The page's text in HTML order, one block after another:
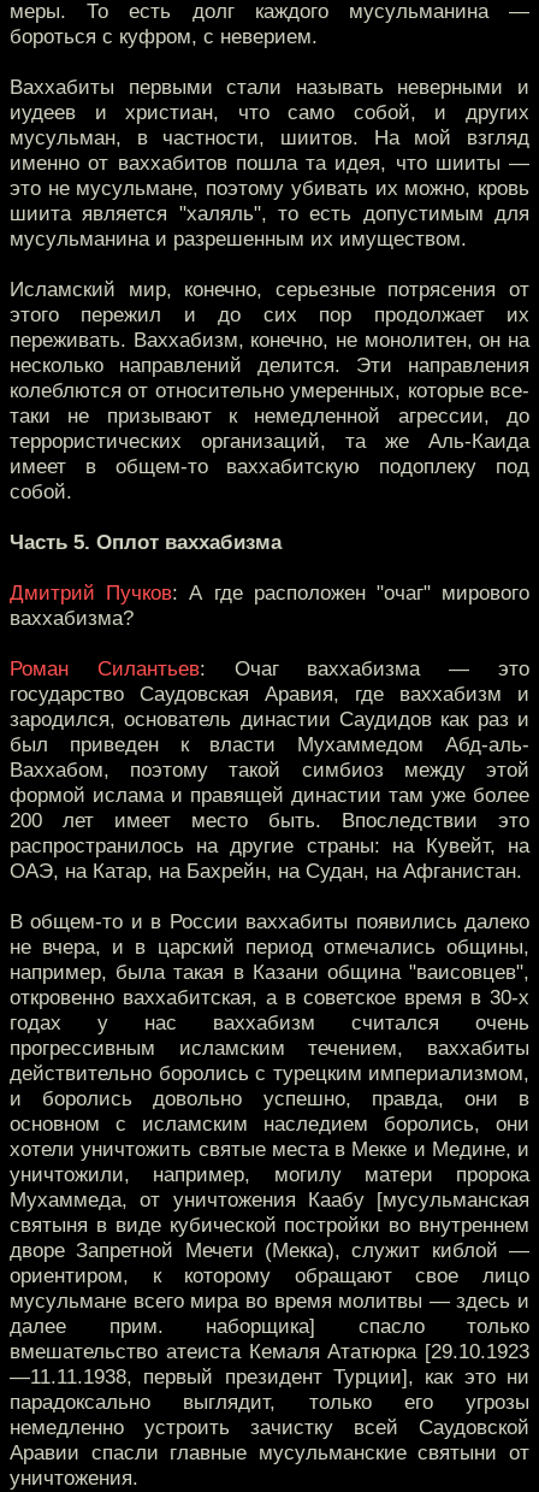
меры. То есть долг каждого мусульманина —
бороться с куфром, с неверием.
Ваххабиты первыми стали называть неверными и
иудеев и христиан, что само собой, и других
мусульман, в частности, шиитов. На мой взгляд
именно от ваххабитов пошла та идея, что шииты —
это не мусульмане, поэтому убивать их можно, кровь
шиита является "халяль", то есть допустимым для
мусульманина и разрешенным их имуществом.
Исламский мир, конечно, серьезные потрясения от
этого пережил и до сих пор продолжает их
переживать. Ваххабизм, конечно, не монолитен, он на
несколько направлений делится. Эти направления
колеблются от относительно умеренных, которые все-
таки не призывают к немедленной агрессии, до
террористических организаций, та же Аль-Каида
имеет в общем-то ваххабитскую подоплеку под
собой.
Часть 5. Оплот ваххабизма
Дмитрий Пучков: А где расположен "очаг" мирового
ваххабизма?
Роман Силантьев: Очаг ваххабизма — это
государство Саудовская Аравия, где ваххабизм и
зародился, основатель династии Саудидов как раз и
был приведен к власти Мухаммедом Абд-аль-
Ваххабом, поэтому такой симбиоз между этой
формой ислама и правящей династии там уже более
200 лет имеет место быть. Впоследствии это
распространилось на другие страны: на Кувейт, на
ОАЭ, на Катар, на Бахрейн, на Судан, на Афганистан.
В общем-то и в России ваххабиты появились далеко
не вчера, и в царский период отмечались общины,
например, была такая в Казани община "ваисовцев",
откровенно ваххабитская, а в советское время в 30-х
годах у нас ваххабизм считался очень
прогрессивным исламским течением, ваххабиты
действительно боролись с турецким империализмом,
и боролись довольно успешно, правда, они в
основном с исламским наследием боролись, они
хотели уничтожить святые места в Мекке и Медине, и
уничтожили, например, могилу матери пророка
Мухаммеда, от уничтожения Каабу [мусульманская
святыня в виде кубической постройки во внутреннем
дворе Запретной Мечети (Мекка), служит киблой —
ориентиром, к которому обращают свое лицо
мусульмане всего мира во время молитвы — здесь и
далее прим. наборщика] спасло только
вмешательство атеиста Кемаля Ататюрка [29.10.1923
—11.11.1938, первый президент Турции], как это ни
парадоксально выглядит, только его угрозы
немедленно устроить зачистку всей Саудовской
Аравии спасли главные мусульманские святыни от
уничтожения.